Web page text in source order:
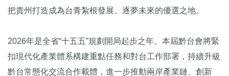
把貴州打造成為台青紮根發展、逐夢未來的優選之地。
2026年是全省“十五五”規劃開局起步之年。本屆黔台會將緊
扣現代化產業體系構建重點任務和對台工作部署，持續升級
黔台常態化交流合作載體，進一步推動兩岸產業鏈、創新